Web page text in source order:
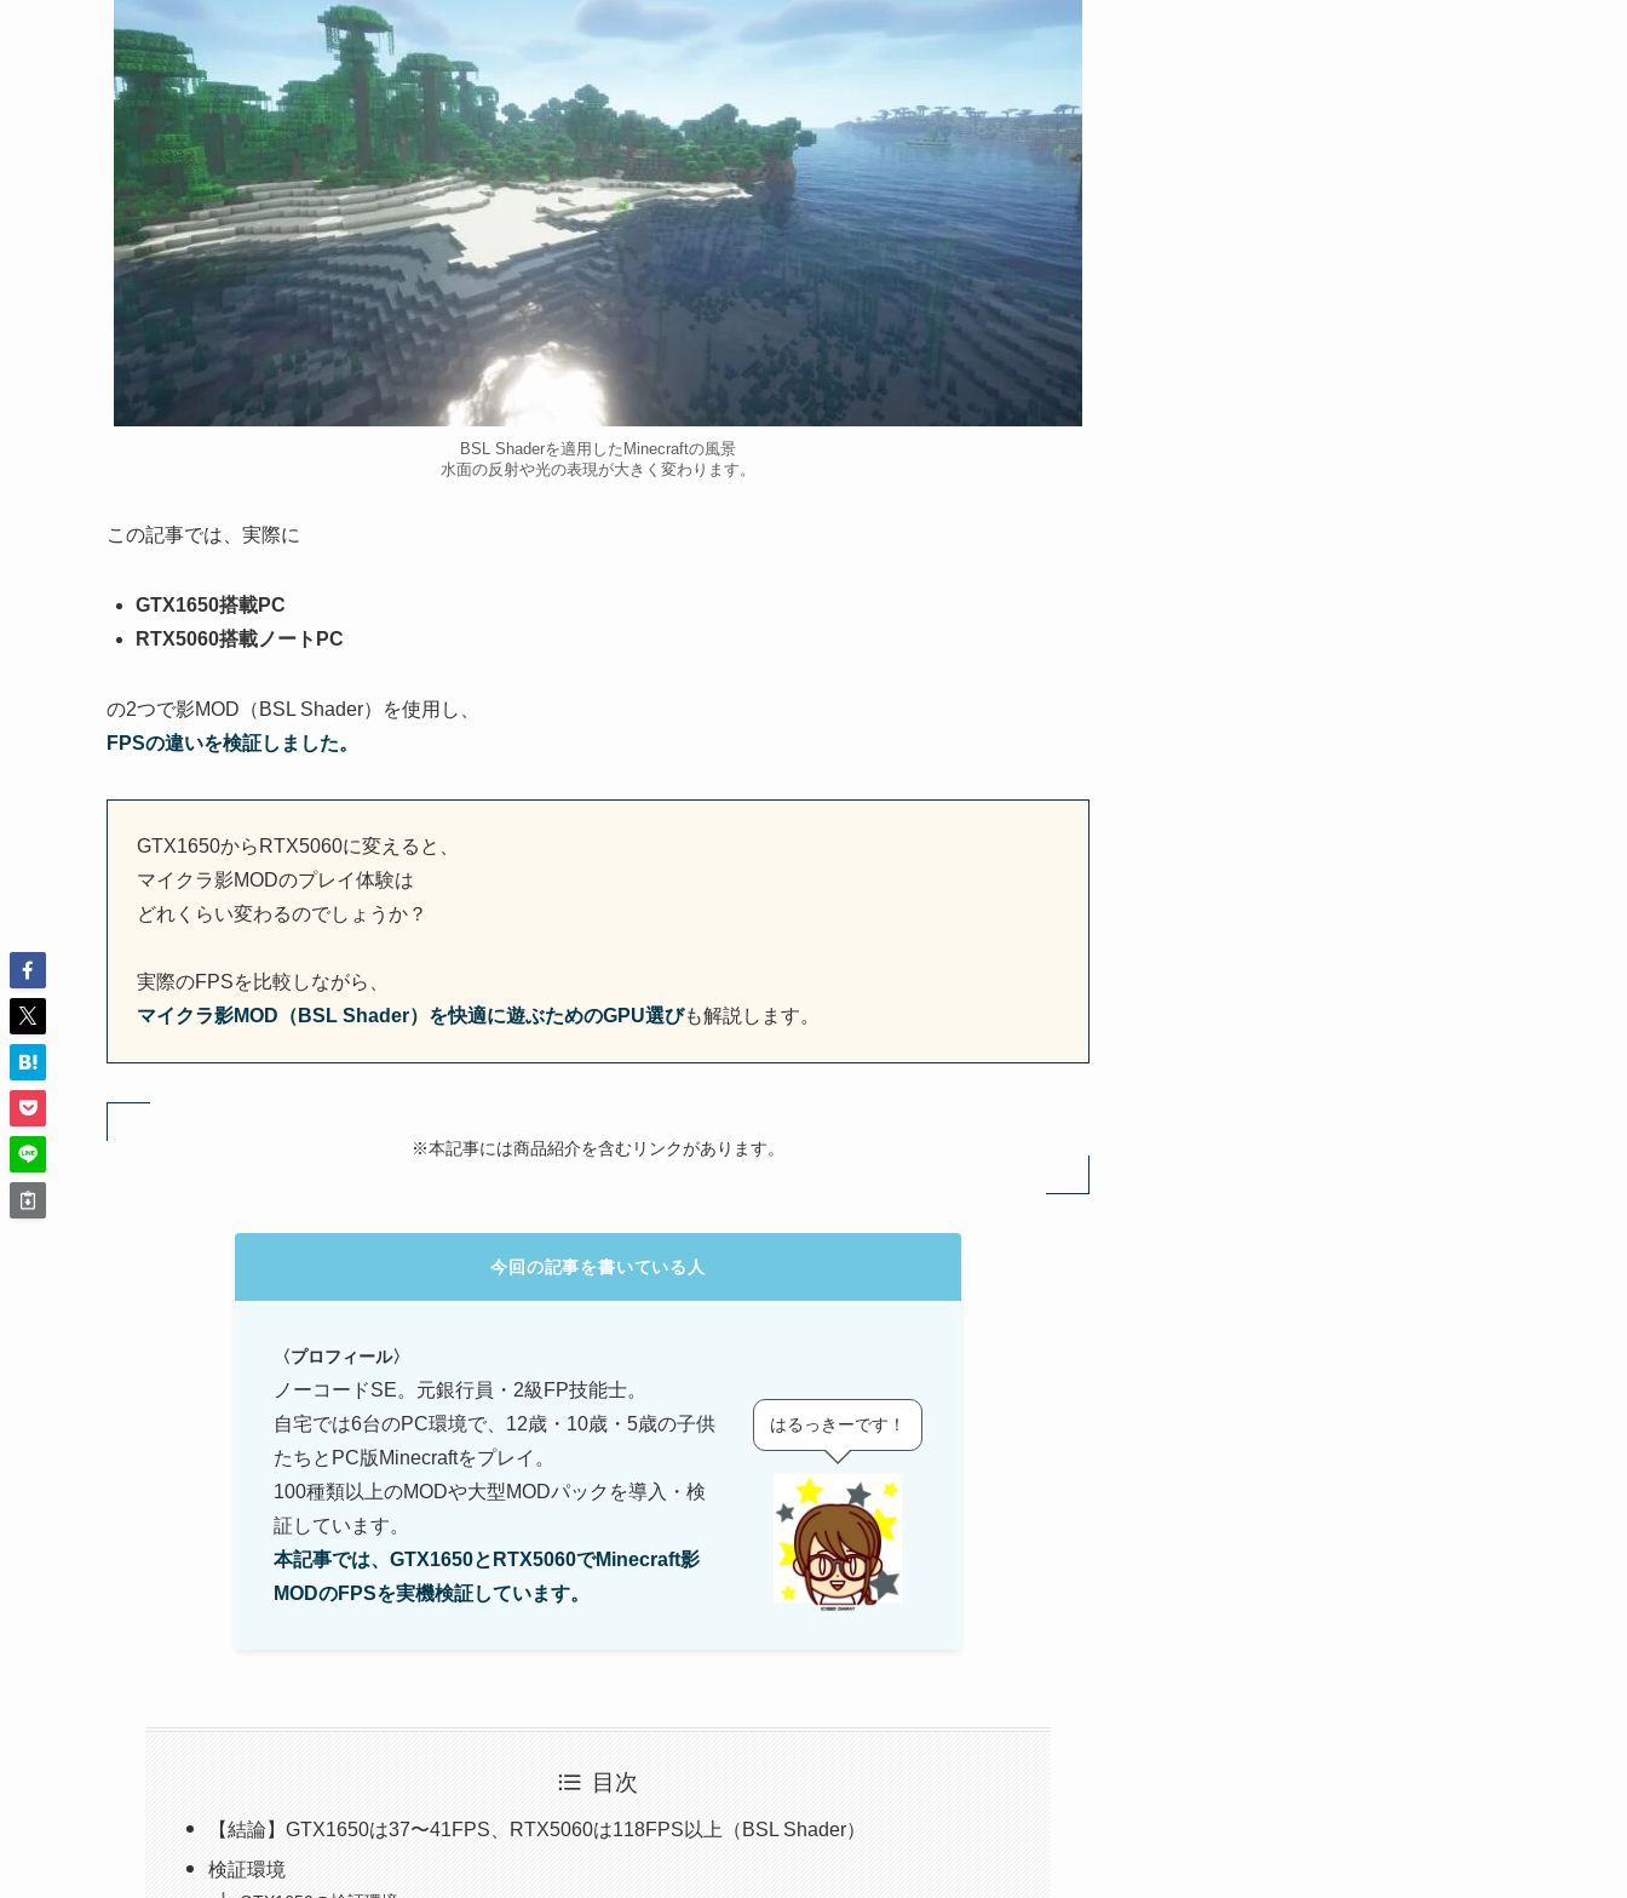
BSL Shaderを適用したMinecraftの風景
水面の反射や光の表現が大きく変わります。
この記事では、実際に
GTX1650搭載PC
RTX5060搭載ノートPC
の2つで影MOD（BSL Shader）を使用し、
FPSの違いを検証しました。
GTX1650からRTX5060に変えると、
マイクラ影MODのプレイ体験は
どれくらい変わるのでしょうか？
実際のFPSを比較しながら、
マイクラ影MOD（BSL Shader）を快適に遊ぶためのGPU選びも解説します。
※本記事には商品紹介を含むリンクがあります。
今回の記事を書いている人
〈プロフィール〉
ノーコードSE。元銀行員・2級FP技能士。
自宅では6台のPC環境で、12歳・10歳・5歳の子供
たちとPC版Minecraftをプレイ。
100種類以上のMODや大型MODパックを導入・検
証しています。
本記事では、GTX1650とRTX5060でMinecraft影
MODのFPSを実機検証しています。
はるっきーです！
目次
【結論】GTX1650は37〜41FPS、RTX5060は118FPS以上（BSL Shader）
検証環境